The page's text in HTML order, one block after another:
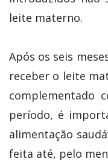
leite materno.
Após os seis
receber o leite
complementado
período, é
alimentação
feita até, pelo